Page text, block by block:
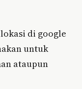
di google
untuk
ataupun